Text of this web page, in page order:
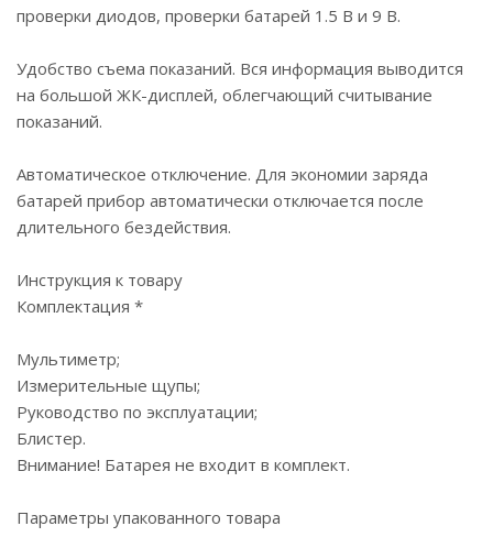
проверки диодов, проверки батарей 1.5 В и 9 В.
Удобство съема показаний. Вся информация выводится
на большой ЖК-дисплей, облегчающий считывание
показаний.
Автоматическое отключение. Для экономии заряда
батарей прибор автоматически отключается после
длительного бездействия.
Инструкция к товару
Комплектация *
Мультиметр;
Измерительные щупы;
Руководство по эксплуатации;
Блистер.
Внимание! Батарея не входит в комплект.
Параметры упакованного товара